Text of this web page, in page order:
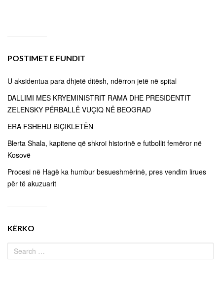
POSTIMET E FUNDIT
U aksidentua para dhjetë ditësh, ndërron jetë në spital
DALLIMI MES KRYEMINISTRIT RAMA DHE PRESIDENTIT
ZELENSKY PËRBALLË VUÇIQ NË BEOGRAD
ERA FSHEHU BIÇIKLETËN
Blerta Shala, kapitene që shkroi historinë e futbollit femëror në
Kosovë
Procesi në Hagë ka humbur besueshmërinë, pres vendim lirues
për të akuzuarit
KËRKO